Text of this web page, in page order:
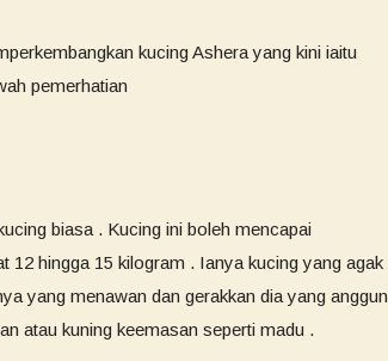
kucing Ashera yang kini iaitu
pemerhatian
biasa . Kucing ini boleh mencapai
12 hingga 15 kilogram . Ianya kucing yang agak
yang menawan dan gerakkan dia yang anggun
atau kuning keemasan seperti madu .